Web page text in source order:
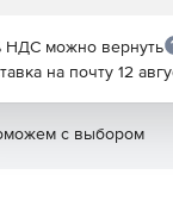
НДС можно вернуть
на почту 12
с выбором